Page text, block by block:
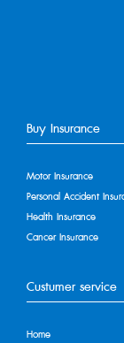
Buy Insurance
Motor Insurance
Personal Accident
Health Insurance
Cancer Insurance
Custumer service
Home